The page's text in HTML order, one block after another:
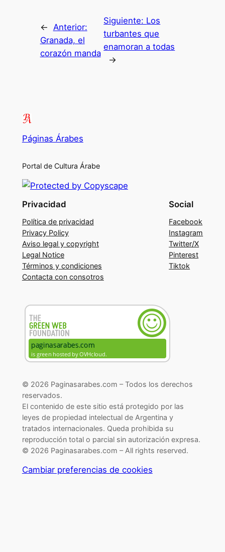
← Anterior:
Granada, el
corazón manda
Siguiente: Los
turbantes que
enamoran a todas
→
Páginas Árabes
Portal de Cultura Árabe
Privacidad
Política de privacidad
Privacy Policy
Aviso legal y copyright
Legal Notice
Términos y condiciones
Contacta con consotros
Social
Facebook
Instagram
Twitter/X
Pinterest
Tiktok
© 2026 Paginasarabes.com – Todos los derechos
reservados.
El contenido de este sitio está protegido por las
leyes de propiedad intelectual de Argentina y
tratados internacionales. Queda prohibida su
reproducción total o parcial sin autorización expresa.
© 2026 Paginasarabes.com – All rights reserved.
Cambiar preferencias de cookies